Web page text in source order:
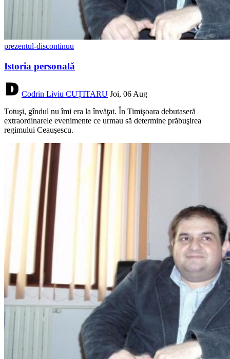
prezentul-discontinuu
Istoria personală
Codrin Liviu CUȚITARU Joi, 06 Aug
Totuşi, gîndul nu îmi era la învăţat. În Timişoara debutaseră
extraordinarele evenimente ce urmau să determine prăbuşirea
regimului Ceauşescu.